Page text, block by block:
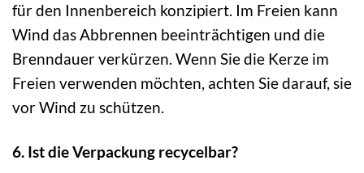
für den Innenbereich konzipiert. Im Freien kann
Wind das Abbrennen beeinträchtigen und die
Brenndauer verkürzen. Wenn Sie die Kerze im
Freien verwenden möchten, achten Sie darauf, sie
vor Wind zu schützen.
6. Ist die Verpackung recycelbar?